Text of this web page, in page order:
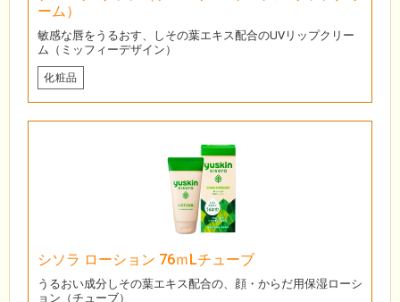
ーム）
敏感な唇をうるおす、しその葉エキス配合のUVリップクリー
ム（ミッフィーデザイン）
化粧品
シソラ ローション 76ｍLチューブ
うるおい成分しその葉エキス配合の、顔・からだ用保湿ローシ
ョン（チューブ）